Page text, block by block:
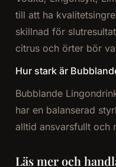
till att ha
skillnad för
citrus och örter bör
Hur stark är
Bubblande
har en balanserad
alltid ansvarsfullt och
Läs mer och